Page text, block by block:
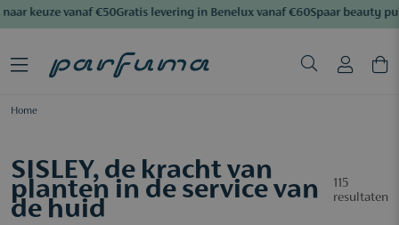
keuze vanaf €50Gratis levering in Benelux vanaf €60Spaar beauty
Home
SISLEY, de kracht van
planten in de service van
de huid
115
resultaten